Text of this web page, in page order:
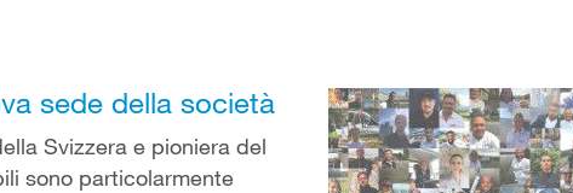
sede della società
Svizzera e pioniera del
sono particolarmente